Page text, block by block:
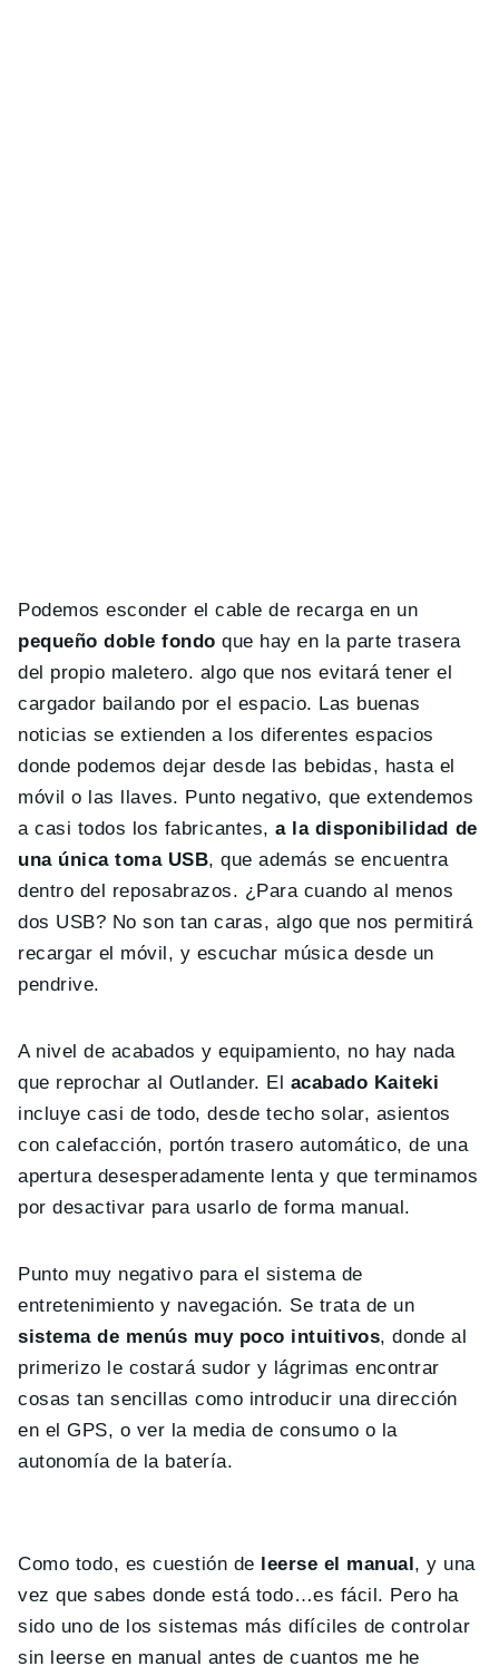
Podemos esconder el cable de recarga en un
pequeño doble fondo que hay en la parte trasera
del propio maletero. algo que nos evitará tener el
cargador bailando por el espacio. Las buenas
noticias se extienden a los diferentes espacios
donde podemos dejar desde las bebidas, hasta el
móvil o las llaves. Punto negativo, que extendemos
a casi todos los fabricantes,a la disponibilidad de
una única toma USB, que además se encuentra
dentro del reposabrazos. ¿Para cuando al menos
dos USB? No son tan caras, algo que nos permitirá
recargar el móvil, y escuchar música desde un
pendrive.
A nivel de acabados y equipamiento, no hay nada
que reprochar al Outlander. El acabado Kaiteki
incluye casi de todo, desde techo solar, asientos
con calefacción, portón trasero automático, de una
apertura desesperadamente lenta y que terminamos
por desactivar para usarlo de forma manual.
Punto muy negativo para el sistema de
entretenimiento y navegación. Se trata de un
sistema de menús muy poco intuitivos, donde al
primerizo le costará sudor y lágrimas encontrar
cosas tan sencillas como introducir una dirección
en el GPS, o ver la media de consumo o la
autonomía de la batería.
Como todo, es cuestión de leerse el manual, y una
vez que sabes donde está todo…es fácil. Pero ha
sido uno de los sistemas más difíciles de controlar
sin leerse en manual antes de cuantos me he